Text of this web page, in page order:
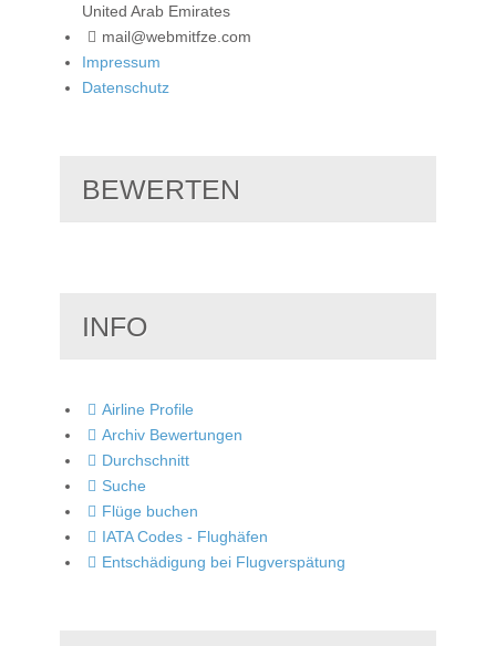
United Arab Emirates
mail@webmitfze.com
Impressum
Datenschutz
BEWERTEN
INFO
Airline Profile
Archiv Bewertungen
Durchschnitt
Suche
Flüge buchen
IATA Codes - Flughäfen
Entschädigung bei Flugverspätung